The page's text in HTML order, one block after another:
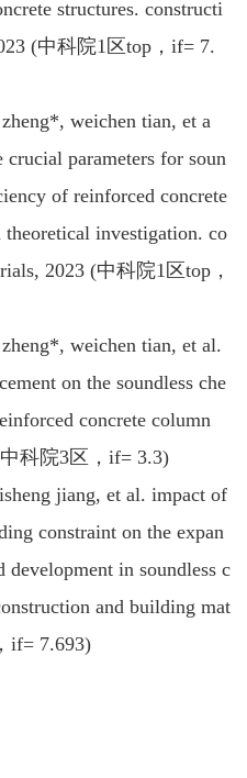
structures. constructi
(中科院1区top，if= 7.
weichen tian, et a
parameters for soun
of reinforced concrete
investigation. co
2023 (中科院1区top，
weichen tian, et al.
on the soundless che
concrete column
中科院3区，if= 3.3)
jiang, et al. impact of
constraint on the expan
development in soundless c
and building mat
if= 7.693)